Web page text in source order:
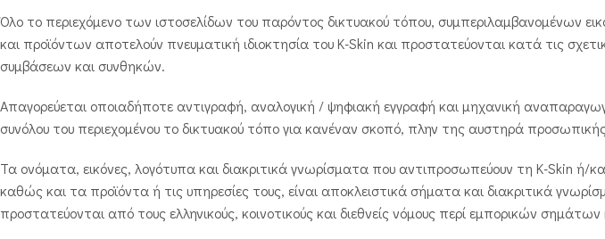
Όλο το περιεχόμενο των ιστοσελίδων του παρόντος δικτυακού τόπου, συμπεριλαμβανομένων
και προϊόντων αποτελούν πνευματική ιδιοκτησία του K-Skin και προστατεύονται κατά τις
συμβάσεων και συνθηκών.
Απαγορεύεται οποιαδήποτε αντιγραφή, αναλογική / ψηφιακή εγγραφή και μηχανική
συνόλου του περιεχομένου το δικτυακού τόπο για κανέναν σκοπό, πλην της αυστηρά
Τα ονόματα, εικόνες, λογότυπα και διακριτικά γνωρίσματα που αντιπροσωπεύουν τη K-Skin ή/
καθώς και τα προϊόντα ή τις υπηρεσίες τους, είναι αποκλειστικά σήματα και διακριτικά
προστατεύονται από τους ελληνικούς, κοινοτικούς και διεθνείς νόμους περί εμπορικών